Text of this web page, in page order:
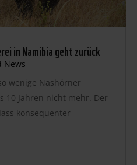
in Namibia geht zurück
News
wenige Nashörner
10 Jahren nicht mehr. Der
konsequenter